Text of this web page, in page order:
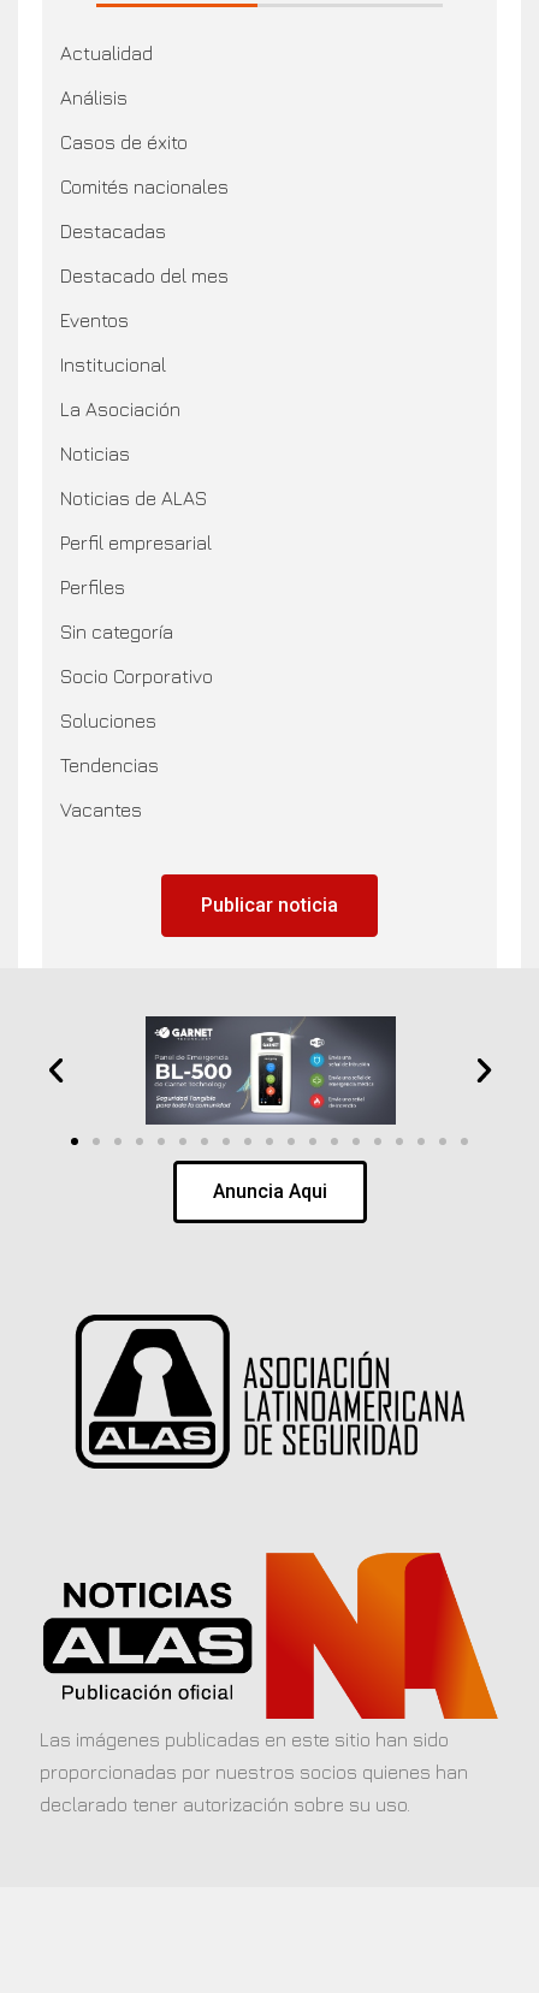
Actualidad
Análisis
Casos de éxito
Comités nacionales
Destacadas
Destacado del mes
Eventos
Institucional
La Asociación
Noticias
Noticias de ALAS
Perfil empresarial
Perfiles
Sin categoría
Socio Corporativo
Soluciones
Tendencias
Vacantes
Publicar noticia
Anuncia Aqui
Las imágenes publicadas en este sitio han sido
proporcionadas por nuestros socios quienes han
declarado tener autorización sobre su uso.